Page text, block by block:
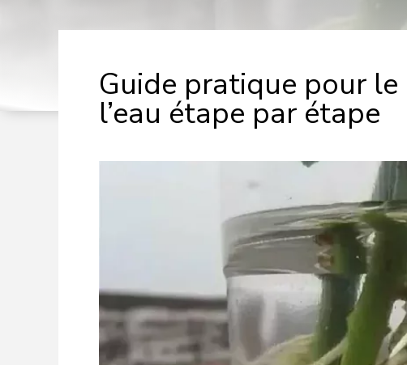
Guide pratique pour
l’eau étape par étape